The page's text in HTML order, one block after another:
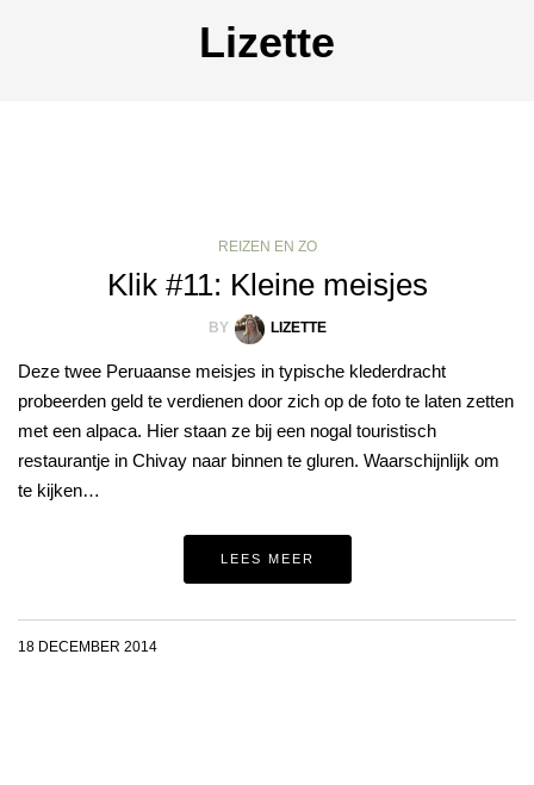
Lizette
REIZEN EN ZO
Klik #11: Kleine meisjes
BY LIZETTE
Deze twee Peruaanse meisjes in typische klederdracht
probeerden geld te verdienen door zich op de foto te laten zetten
met een alpaca. Hier staan ze bij een nogal touristisch
restaurantje in Chivay naar binnen te gluren. Waarschijnlijk om
te kijken…
LEES MEER
18 DECEMBER 2014